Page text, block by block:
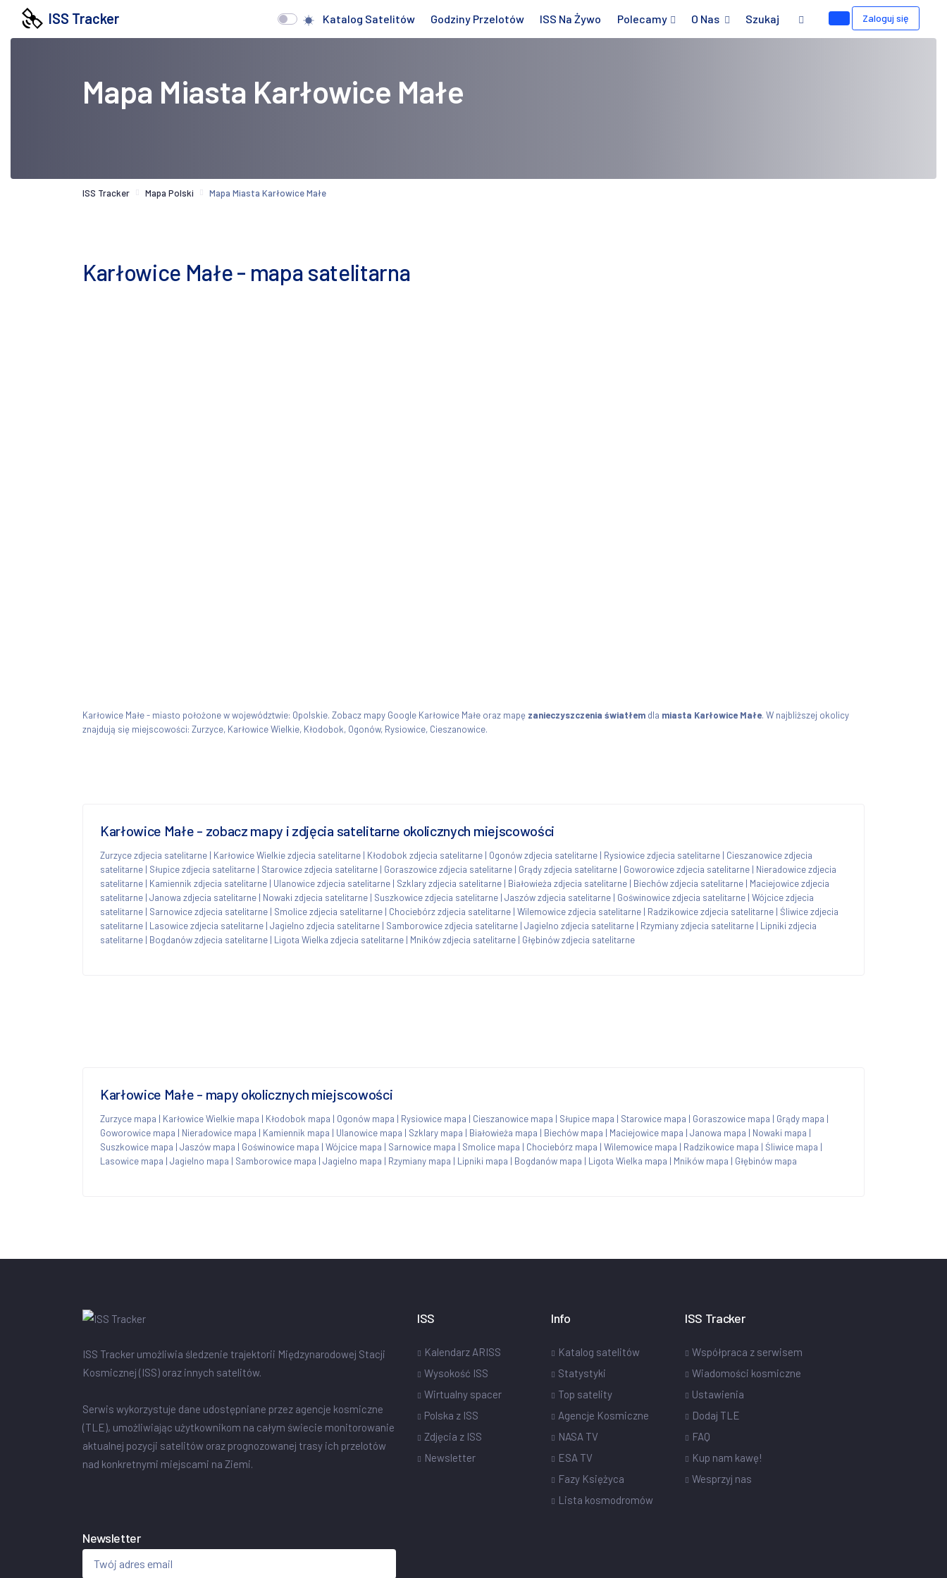
ISS Tracker Katalog Satelitów Godziny Przelotów ISS Na Żywo Polecamy O Nas Szukaj Zaloguj się
Mapa Miasta Karłowice Małe
ISS Tracker Mapa Polski Mapa Miasta Karłowice Małe
Karłowice Małe - mapa satelitarna
Karłowice Małe - miasto położone w województwie: Opolskie. Zobacz mapy Google Karłowice Małe oraz mapę zanieczyszczenia światłem dla miasta Karłowice Małe. W najbliższej okolicy
znajdują się miejscowości: Zurzyce, Karłowice Wielkie, Kłodobok, Ogonów, Rysiowice, Cieszanowice.
Karłowice Małe - zobacz mapy i zdjęcia satelitarne okolicznych miejscowości
Zurzyce zdjecia satelitarne | Karłowice Wielkie zdjecia satelitarne | Kłodobok zdjecia satelitarne | Ogonów zdjecia satelitarne | Rysiowice zdjecia satelitarne | Cieszanowice zdjecia
satelitarne | Słupice zdjecia satelitarne | Starowice zdjecia satelitarne | Goraszowice zdjecia satelitarne | Grądy zdjecia satelitarne | Goworowice zdjecia satelitarne | Nieradowice zdjecia
satelitarne | Kamiennik zdjecia satelitarne | Ulanowice zdjecia satelitarne | Szklary zdjecia satelitarne | Białowieża zdjecia satelitarne | Biechów zdjecia satelitarne | Maciejowice zdjecia
satelitarne | Janowa zdjecia satelitarne | Nowaki zdjecia satelitarne | Suszkowice zdjecia satelitarne | Jaszów zdjecia satelitarne | Goświnowice zdjecia satelitarne | Wójcice zdjecia
satelitarne | Sarnowice zdjecia satelitarne | Smolice zdjecia satelitarne | Chociebórz zdjecia satelitarne | Wilemowice zdjecia satelitarne | Radzikowice zdjecia satelitarne | Śliwice zdjecia
satelitarne | Lasowice zdjecia satelitarne | Jagielno zdjecia satelitarne | Samborowice zdjecia satelitarne | Jagielno zdjecia satelitarne | Rzymiany zdjecia satelitarne | Lipniki zdjecia
satelitarne | Bogdanów zdjecia satelitarne | Ligota Wielka zdjecia satelitarne | Mników zdjecia satelitarne | Głębinów zdjecia satelitarne
Karłowice Małe - mapy okolicznych miejscowości
Zurzyce mapa | Karłowice Wielkie mapa | Kłodobok mapa | Ogonów mapa | Rysiowice mapa | Cieszanowice mapa | Słupice mapa | Starowice mapa | Goraszowice mapa | Grądy mapa |
Goworowice mapa | Nieradowice mapa | Kamiennik mapa | Ulanowice mapa | Szklary mapa | Białowieża mapa | Biechów mapa | Maciejowice mapa | Janowa mapa | Nowaki mapa |
Suszkowice mapa | Jaszów mapa | Goświnowice mapa | Wójcice mapa | Sarnowice mapa | Smolice mapa | Chociebórz mapa | Wilemowice mapa | Radzikowice mapa | Śliwice mapa |
Lasowice mapa | Jagielno mapa | Samborowice mapa | Jagielno mapa | Rzymiany mapa | Lipniki mapa | Bogdanów mapa | Ligota Wielka mapa | Mników mapa | Głębinów mapa
ISS Tracker umożliwia śledzenie trajektorii Międzynarodowej Stacji
Kosmicznej (ISS) oraz innych satelitów.
Serwis wykorzystuje dane udostępniane przez agencje kosmiczne
(TLE), umożliwiając użytkownikom na całym świecie monitorowanie
aktualnej pozycji satelitów oraz prognozowanej trasy ich przelotów
nad konkretnymi miejscami na Ziemi.
ISS
Kalendarz ARISS
Wysokość ISS
Wirtualny spacer
Polska z ISS
Zdjęcia z ISS
Newsletter
Info
Katalog satelitów
Statystyki
Top satelity
Agencje Kosmiczne
NASA TV
ESA TV
Fazy Księżyca
Lista kosmodromów
ISS Tracker
Współpraca z serwisem
Wiadomości kosmiczne
Ustawienia
Dodaj TLE
FAQ
Kup nam kawę!
Wesprzyj nas
Newsletter